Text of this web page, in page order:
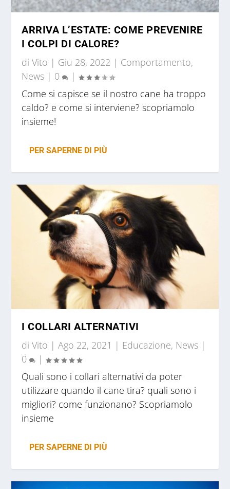
ARRIVA L’ESTATE: COME PREVENIRE
I COLPI DI CALORE?
diVito | Giu 28, 2022 | Comportamento,
News | 0
|
Come si capisce se il nostro cane ha troppo
caldo? e come si interviene? scopriamolo
insieme!
PER SAPERNE DI PIÙ
I COLLARI ALTERNATIVI
diVito |Ago 22, 2021 | Educazione, News |
0
|
Quali sono i collari alternativi da poter
utilizzare quando il cane tira? quali sono i
migliori? come funzionano? Scopriamolo
insieme
PER SAPERNE DI PIÙ